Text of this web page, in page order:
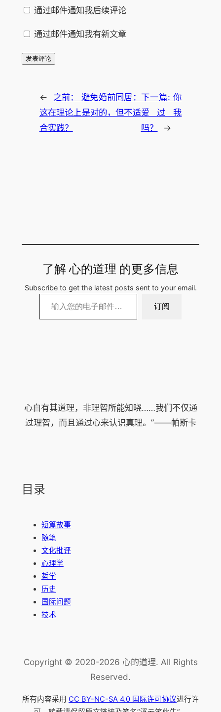
通过邮件通知我后续评论
通过邮件通知我有新文章
← 之前： 避免婚前同居：
这在理论上是对的，但不适
合实践？
下一篇:你
爱过我
吗？
→
了解 心的道理 的更多信息
Subscribe to get the latest posts sent to your email.
输入您的电子邮件…
订阅
心自有其道理，非理智所能知晓……我们不仅通
过理智，而且通过心来认识真理。”——帕斯卡
目录
短篇故事
随笔
文化批评
心理学
哲学
历史
国际问题
技术
Copyright © 2020-2026 心的道理. All Rights
Reserved.
所有内容采用 CC BY-NC-SA 4.0 国际许可协议进行许